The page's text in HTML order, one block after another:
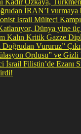
Kadir Özkaya,
Oldu! ABD ordusu doğrudan İRAN’I
İsrail Mülteci
Dünya yine
Kalın Kritik Gazze
Vururuz”
Ordusu” ve Gizli
Haddini Aşan Kirli Plan: Firavunun